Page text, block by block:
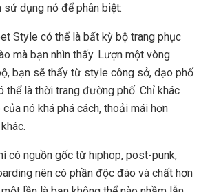
sử dụng nó để phân biệt:
Style có thể là bất kỳ bộ trang phục
mà bạn nhìn thấy. Lượn một vòng
bạn sẽ thấy từ style công sở, dạo phố
thể là thời trang đường phố. Chỉ khác
nó khá phá cách, thoải mái hơn
có nguồn gốc từ hiphop, post-punk,
nên có phần độc đáo và chất hơn